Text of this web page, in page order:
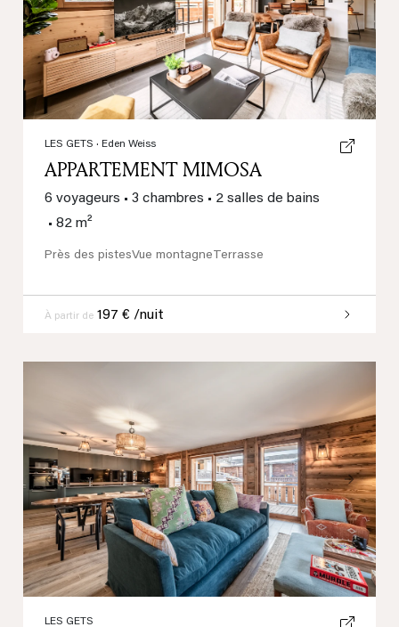
Previous Next
LES GETS · Eden Weiss
APPARTEMENT MIMOSA
6 voyageurs • 3 chambres • 2 salles de bains
• 82 m²
Près des pistesVue montagneTerrasse
À partir de 197 € /nuit
Previous Next
LES GETS